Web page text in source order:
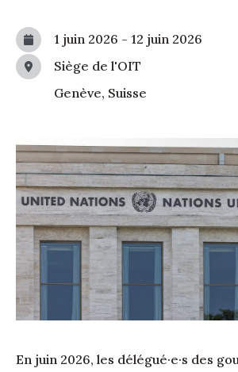
1 juin 2026 - 12 juin 2026
Siège de l'OIT
Genève, Suisse
En juin 2026, les délégué·e·s des